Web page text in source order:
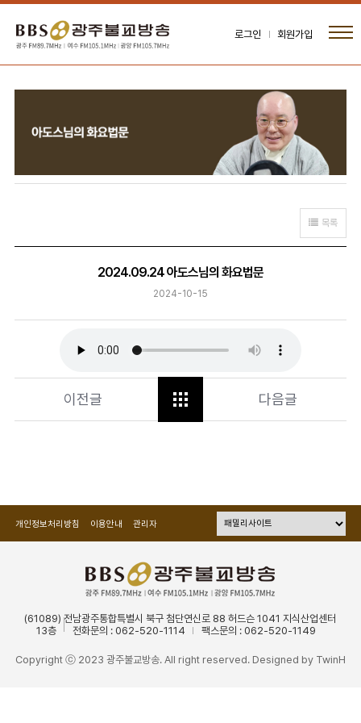
로그인 회원가입
목록
2024.09.24 아도스님의 화요법문
2024-10-15
이전글 다음글
개인정보처리방침 이용안내 관리자
(61089) 전남광주통합특별시 북구 첨단연신로 88 허드슨 1041 지식산업센터
13층
전화문의 : 062-520-1114 팩스문의 : 062-520-1149
Copyright ⓒ 2023 광주불교방송. All right reserved. Designed by TwinH